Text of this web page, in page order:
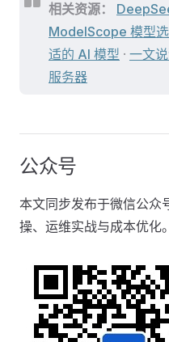
相关资源：
ModelScope 模型
适的 AI 模型 · 一文
服务器
公众号
本文同步发布于微信公众
操、运维实战与成本优化。